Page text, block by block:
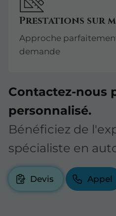
Prestations sur
Approche
demande
Contactez-nous
personnalisé.
Bénéficiez de
spécialiste en
Devis Appel